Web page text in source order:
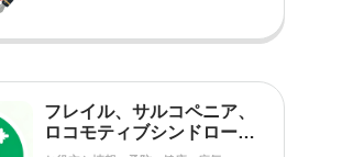
フレイル、サルコペニア、
ロコモティブシンドローム